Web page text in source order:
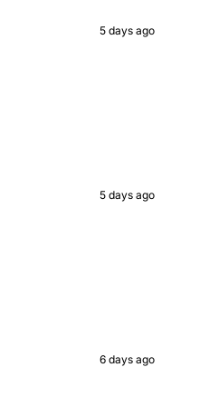
5 days ago
5 days ago
6 days ago